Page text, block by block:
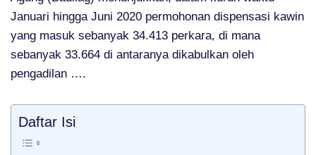
Januari hingga Juni 2020 permohonan dispensasi kawin
yang masuk sebanyak 34.413 perkara, di mana
sebanyak 33.664 di antaranya dikabulkan oleh
pengadilan ….
Daftar Isi